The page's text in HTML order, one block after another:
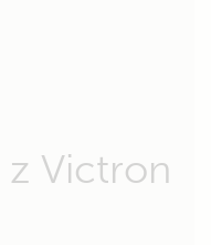
Victron